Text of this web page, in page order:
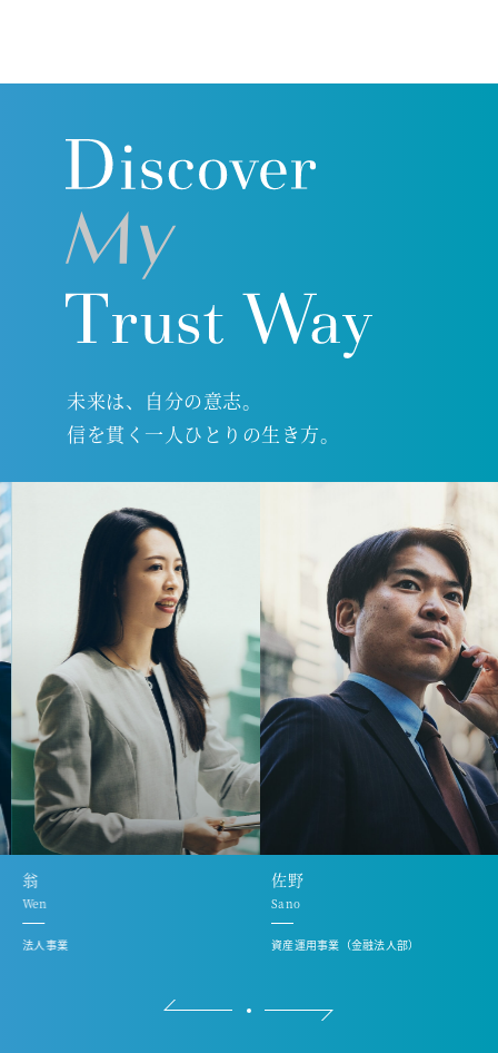
未来は、自分の意志。
信を貫く一人ひとりの生き方。
翁
Wen
法人事業
佐野
Sano
資産運用事業（金融法人部）